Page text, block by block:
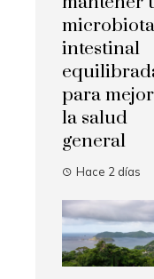
microbiota
intestinal
para
la salud
general
Hace 2 días